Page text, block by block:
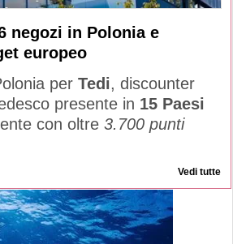
negozi in Polonia e
europeo
per Tedi, discounter
presente in 15 Paesi
con oltre 3.700 punti
Vedi tutte